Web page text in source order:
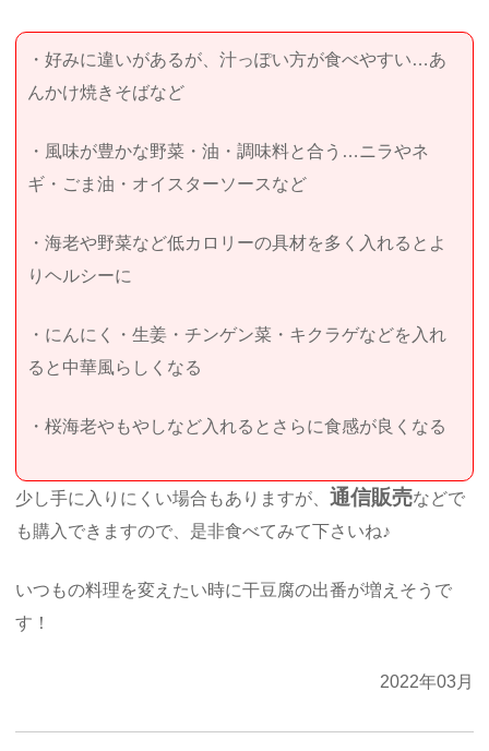
・好みに違いがあるが、汁っぽい方が食べやすい…あ
んかけ焼きそばなど
・風味が豊かな野菜・油・調味料と合う…ニラやネ
ギ・ごま油・オイスターソースなど
・海老や野菜など低カロリーの具材を多く入れるとよ
りヘルシーに
・にんにく・生姜・チンゲン菜・キクラゲなどを入れ
ると中華風らしくなる
・桜海老やもやしなど入れるとさらに食感が良くなる
少し手に入りにくい場合もありますが、通信販売などで
も購入できますので、是非食べてみて下さいね♪
いつもの料理を変えたい時に干豆腐の出番が増えそうで
す！
2022年03月